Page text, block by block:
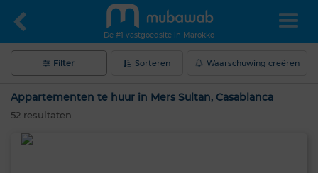
De #1 vastgoedsite in Marokko
Filter Sorteren Waarschuwing creëren
Appartementen te huur in Mers Sultan, Casablanca
52 resultaten